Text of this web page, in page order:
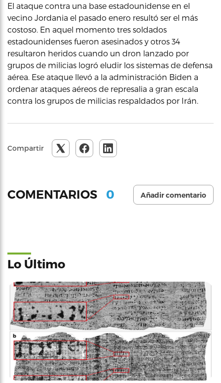
El ataque contra una base estadounidense en el
vecino Jordania el pasado enero resultó ser el más
costoso. En aquel momento tres soldados
estadounidenses fueron asesinados y otros 34
resultaron heridos cuando un dron lanzado por
grupos de milicias logró eludir los sistemas de defensa
aérea. Ese ataque llevó a la administración Biden a
ordenar ataques aéreos de represalia a gran escala
contra los grupos de milicias respaldados por Irán.
Compartir
COMENTARIOS 0 Añadir comentario
Lo Último